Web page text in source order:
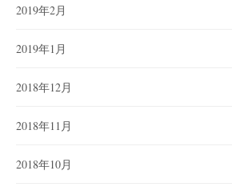
2019年2月
2019年1月
2018年12月
2018年11月
2018年10月